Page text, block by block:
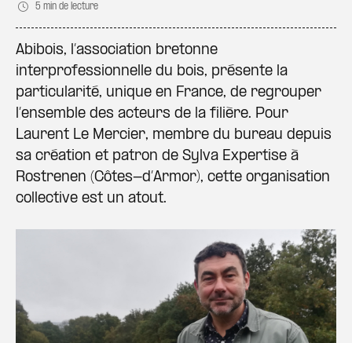
5 min de lecture
Abibois, l’association bretonne
interprofessionnelle du bois, présente la
particularité, unique en France, de regrouper
l’ensemble des acteurs de la filière. Pour
Laurent Le Mercier, membre du bureau depuis
sa création et patron de Sylva Expertise à
Rostrenen (Côtes-d’Armor), cette organisation
collective est un atout.